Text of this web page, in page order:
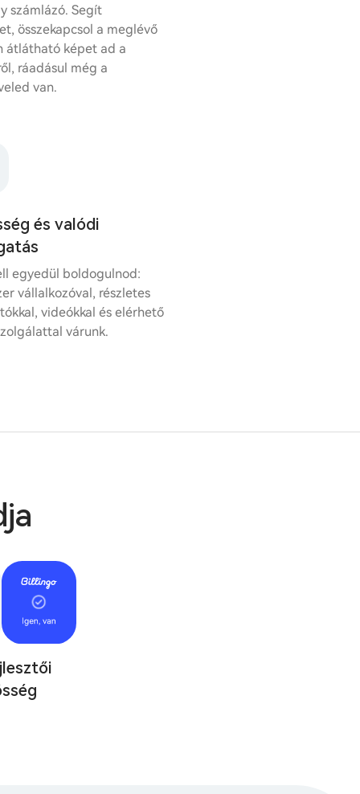
számlázó. Segít
összekapcsol a meglévő
átlátható képet ad a
ráadásul még a
van.
és valódi
egyedül boldogulnod:
vállalkozóval, részletes
videókkal és elérhető
várunk.